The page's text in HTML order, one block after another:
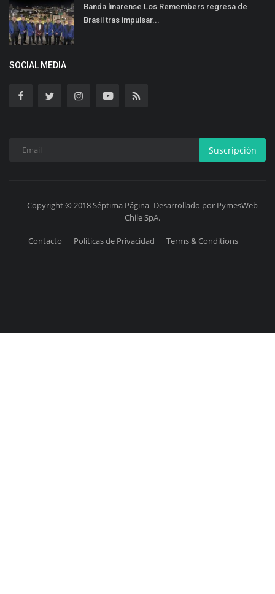
Banda linarense Los Remembers regresa de
Brasil tras impulsar...
SOCIAL MEDIA
Suscripción
Copyright © 2018 Séptima Página- Desarrollado por PymesWeb
Chile SpA.
Contacto Políticas de Privacidad Terms & Conditions